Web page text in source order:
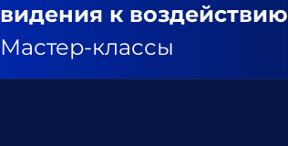
видения к воздействию
Мастер-классы